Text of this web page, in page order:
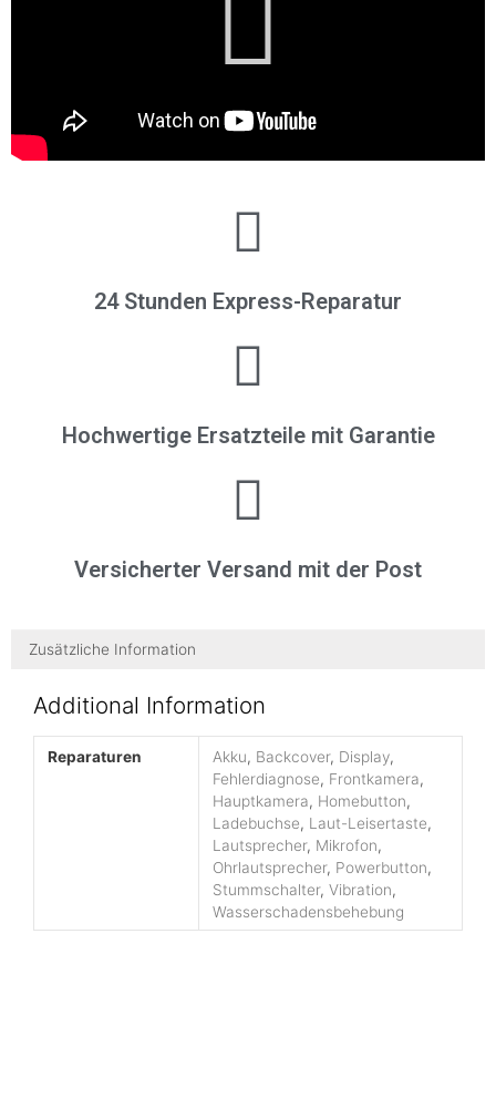
24 Stunden Express-Reparatur
Hochwertige Ersatzteile mit Garantie
Versicherter Versand mit der Post
Zusätzliche Information
Additional Information
Reparaturen Akku, Backcover, Display,
Fehlerdiagnose, Frontkamera,
Hauptkamera, Homebutton,
Ladebuchse, Laut-Leisertaste,
Lautsprecher, Mikrofon,
Ohrlautsprecher, Powerbutton,
Stummschalter,Vibration,
Wasserschadensbehebung